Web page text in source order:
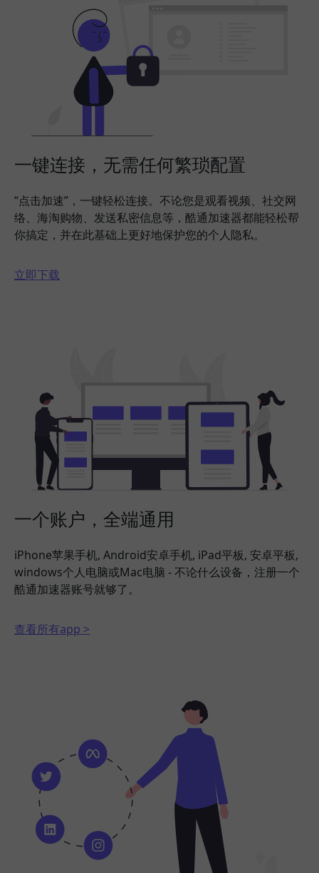
一键连接，无需任何繁琐配置
“点击加速”，一键轻松连接。不论您是观看视频、社交网
络、海淘购物、发送私密信息等，酷通加速器都能轻松帮
你搞定，并在此基础上更好地保护您的个人隐私。
立即下载
一个账户，全端通用
iPhone苹果手机, Android安卓手机, iPad平板, 安卓平板,
windows个人电脑或Mac电脑 - 不论什么设备，注册一个
酷通加速器账号就够了。
查看所有app >